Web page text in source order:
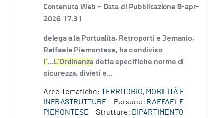
Contenuto Web - Data di Pubblicazione 8-apr-
2026 17.31
delega alla Portualità, Retroporti e Demanio,
Raffaele Piemontese, ha condiviso
l’... L’Ordinanza detta specifiche norme di
sicurezza, divieti e...
Aree Tematiche: TERRITORIO, MOBILITÀ E
INFRASTRUTTURE
Persone: RAFFAELE
PIEMONTESE
Strutture: DIPARTIMENTO